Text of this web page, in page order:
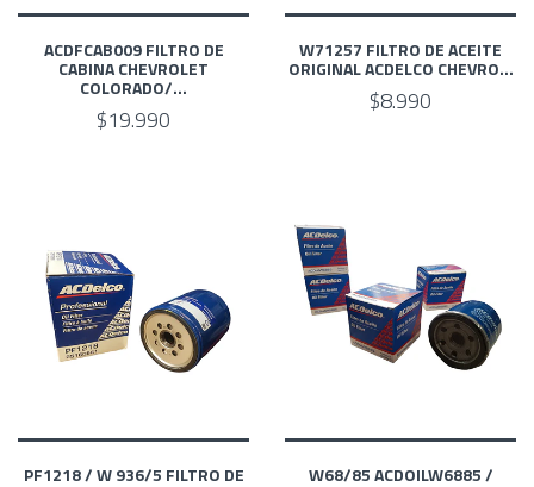
ACDFCAB009 FILTRO DE
CABINA CHEVROLET
COLORADO/...
$19.990
W71257 FILTRO DE ACEITE
ORIGINAL ACDELCO CHEVRO...
$8.990
PF1218 / W 936/5 FILTRO DE W68/85 ACDOILW6885 /